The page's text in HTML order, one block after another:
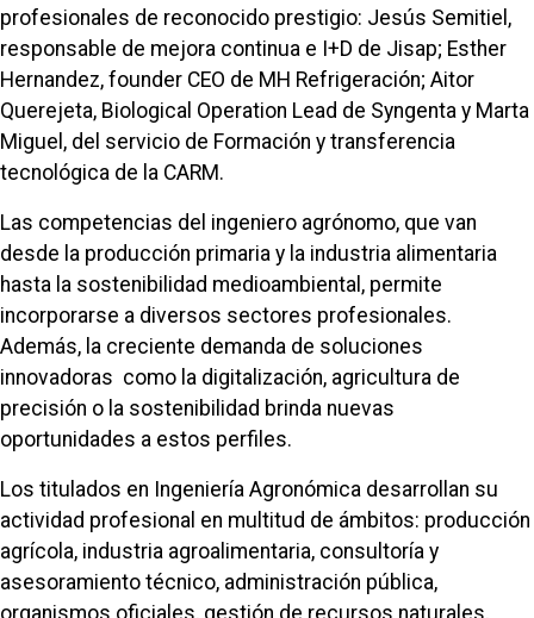
profesionales de reconocido prestigio: Jesús Semitiel,
responsable de mejora continua e I+D de Jisap; Esther
Hernandez, founder CEO de MH Refrigeración; Aitor
Querejeta, Biological Operation Lead de Syngenta y Marta
Miguel, del servicio de Formación y transferencia
tecnológica de la CARM.
Las competencias del ingeniero agrónomo, que van
desde la producción primaria y la industria alimentaria
hasta la sostenibilidad medioambiental, permite
incorporarse a diversos sectores profesionales.
Además, la creciente demanda de soluciones
innovadoras como la digitalización, agricultura de
precisión o la sostenibilidad brinda nuevas
oportunidades a estos perfiles.
Los titulados en Ingeniería Agronómica desarrollan su
actividad profesional en multitud de ámbitos: producción
agrícola, industria agroalimentaria, consultoría y
asesoramiento técnico, administración pública,
organismos oficiales, gestión de recursos naturales,